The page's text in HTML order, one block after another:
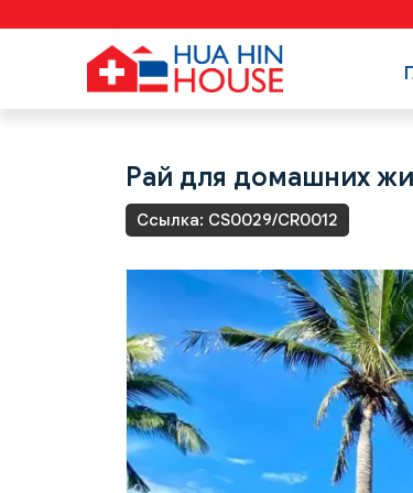
Рай для домашних
Ссылка: CS0029/CR0012